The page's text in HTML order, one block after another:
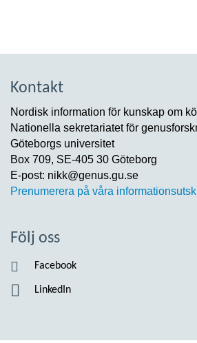
Kontakt
Nordisk information för kunskap om
Nationella sekretariatet för
Göteborgs universitet
Box 709, SE-405 30 Göteborg
E-post: nikk@genus.gu.se
Prenumerera på våra
Följ oss
Facebook
LinkedIn